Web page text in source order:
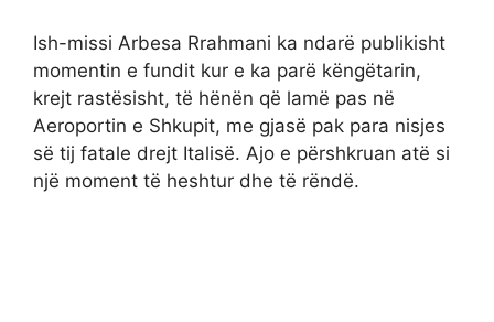
Ish-missi Arbesa Rrahmani ka ndarë publikisht
momentin e fundit kur e ka parë këngëtarin,
krejt rastësisht, të hënën që lamë pas në
Aeroportin e Shkupit, me gjasë pak para nisjes
së tij fatale drejt Italisë. Ajo e përshkruan atë si
një moment të heshtur dhe të rëndë.